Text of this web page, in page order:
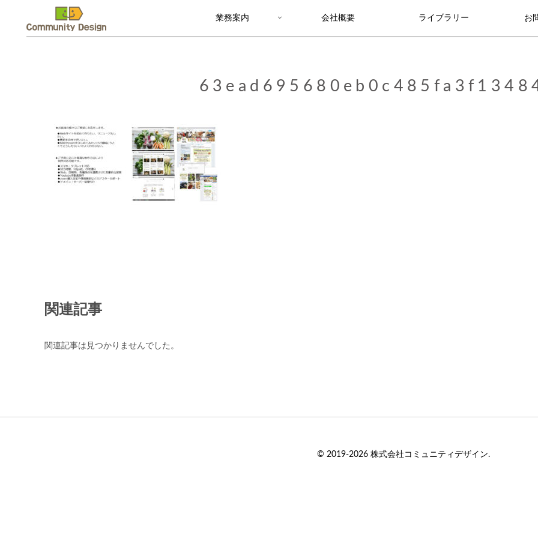
業務案内 会社概要 ライブラリー お
関連記事
関連記事は見つかりませんでした。
© 2019-2026 株式会社コミュニティデザイン.